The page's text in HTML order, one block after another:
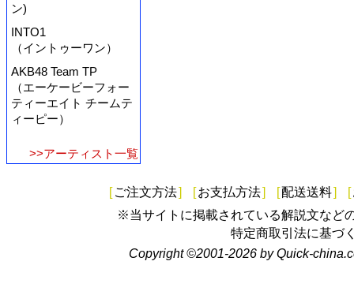
ン)
INTO1
（イントゥーワン）
AKB48 Team TP
（エーケービーフォー
ティーエイト チームテ
ィーピー）
>>アーティスト一覧
[ ご注文方法] [お支払方法] [配送送料] [
※当サイトに掲載されている解説文など
特定商取引法に基づ
Copyright ©2001-2026 by Quick-